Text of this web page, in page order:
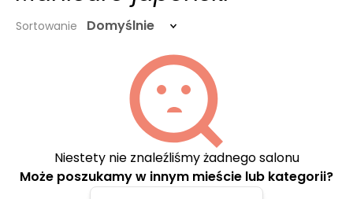
Sortowanie Domyślnie
Niestety nie znaleźliśmy żadnego salonu
Może poszukamy w innym mieście lub kategorii?